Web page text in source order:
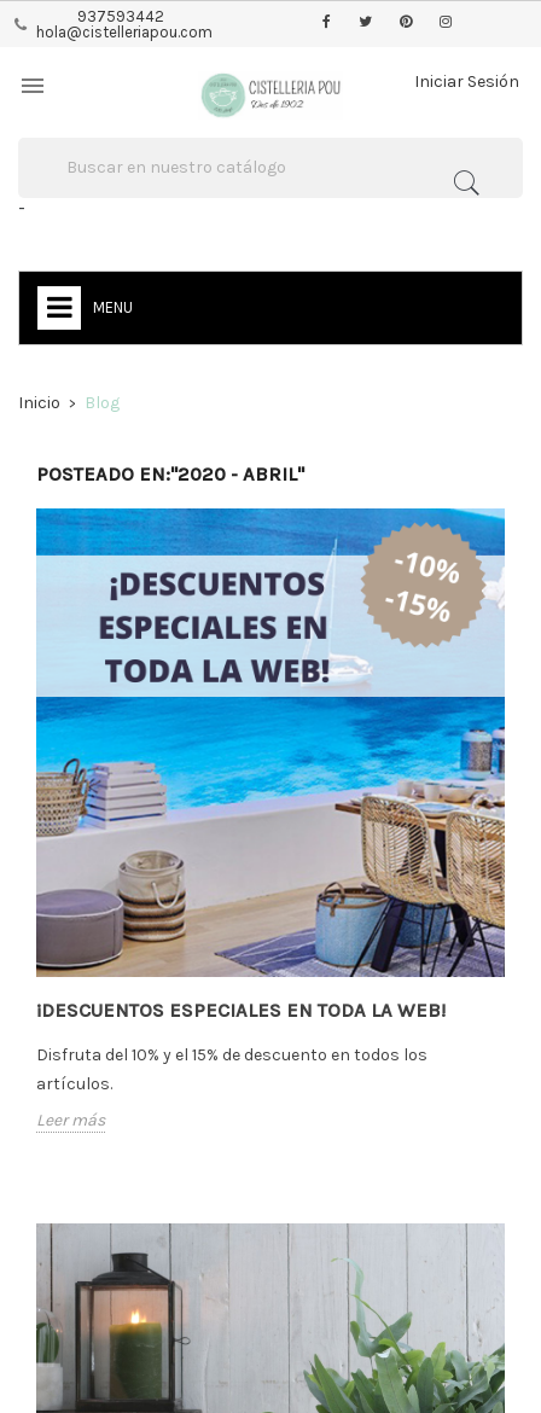
937593442
hola@cistelleriapou.com
Iniciar Sesión

-
MENU
Inicio Blog
POSTEADO EN:"2020 - ABRIL"
¡DESCUENTOS ESPECIALES EN TODA LA WEB!
Disfruta del 10% y el 15% de descuento en todos los
artículos.
Leer más